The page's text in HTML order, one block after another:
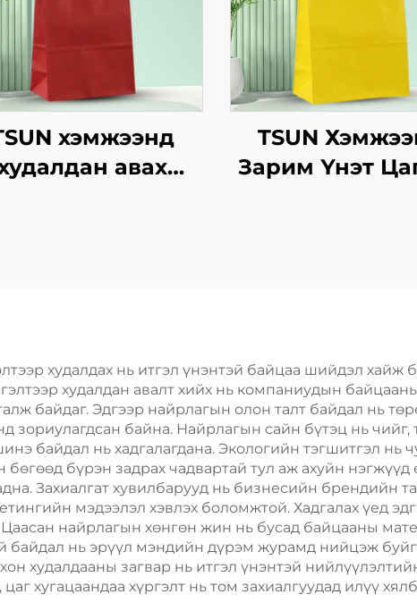
хэмжээнд
авах
барих
TSUN
Зарим Үнэт
Шиппинг
худалдах нь итгэл үнэнтэй байцаа шийдэл
худалдан авалт хийх нь компаниудын
байдаг. Эдгээр найрлагын олон талт байдал нь
зориулагдсан байна. Найрлагын сайн бүтэц нь
байдал нь хадгалагдана. Экологийн тэгшитгэл нь
бөгөөд бүрэн задрах чадвартай тул аж ахуйн
Захиалгат хувилбарууд нь бизнесийн брендийн
мэдээлэл хэвлэх боломжтой. Хадгалах үед
Цаасан найрлагын хөнгөн жин нь бусад байцааны
байдал нь эрүүл мэндийн дүрэм журамд нийцэж буйг
худалдааны загвар нь итгэл үнэнтэй
хугацаандаа хүргэлт нь том захиалгуудад илүү